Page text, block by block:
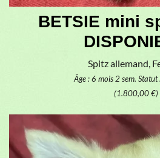
BETSIE mini
Spitz allemand,
Âge : 6 mois 2 sem. Statut
(1.800,00 €)